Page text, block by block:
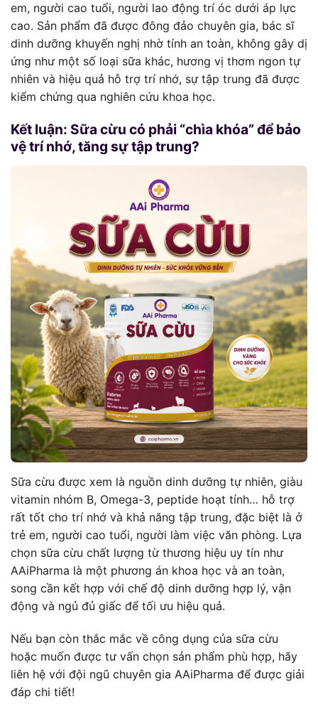
em, người cao tuổi, người lao động trí óc dưới áp lực
cao. Sản phẩm đã được đông đảo chuyên gia, bác sĩ
dinh dưỡng khuyến nghị nhờ tính an toàn, không gây dị
ứng như một số loại sữa khác, hương vị thơm ngon tự
nhiên và hiệu quả hỗ trợ trí nhớ, sự tập trung đã được
kiểm chứng qua nghiên cứu khoa học.
Kết luận: Sữa cừu có phải “chìa khóa” để bảo
vệ trí nhớ, tăng sự tập trung?
Sữa cừu được xem là nguồn dinh dưỡng tự nhiên, giàu
vitamin nhóm B, Omega-3, peptide hoạt tính… hỗ trợ
rất tốt cho trí nhớ và khả năng tập trung, đặc biệt là ở
trẻ em, người cao tuổi, người làm việc văn phòng. Lựa
chọn sữa cừu chất lượng từ thương hiệu uy tín như
AAiPharma là một phương án khoa học và an toàn,
song cần kết hợp với chế độ dinh dưỡng hợp lý, vận
động và ngủ đủ giấc để tối ưu hiệu quả.
Nếu bạn còn thắc mắc về công dụng của sữa cừu
hoặc muốn được tư vấn chọn sản phẩm phù hợp, hãy
liên hệ với đội ngũ chuyên gia AAiPharma để được giải
đáp chi tiết!